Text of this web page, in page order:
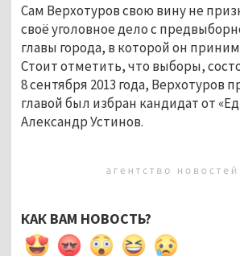
Сам Верхотуров свою вину не
своё уголовное дело с
главы города, в которой он
Стоит отметить, что выборы,
8 сентября 2013 года, Верхотуров
главой был избран кандидат от
Александр Устинов.
КАК ВАМ НОВОСТЬ?